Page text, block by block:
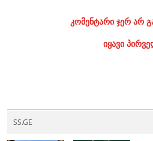
კომენტარი ჯერ არ
იყავი
SS.GE